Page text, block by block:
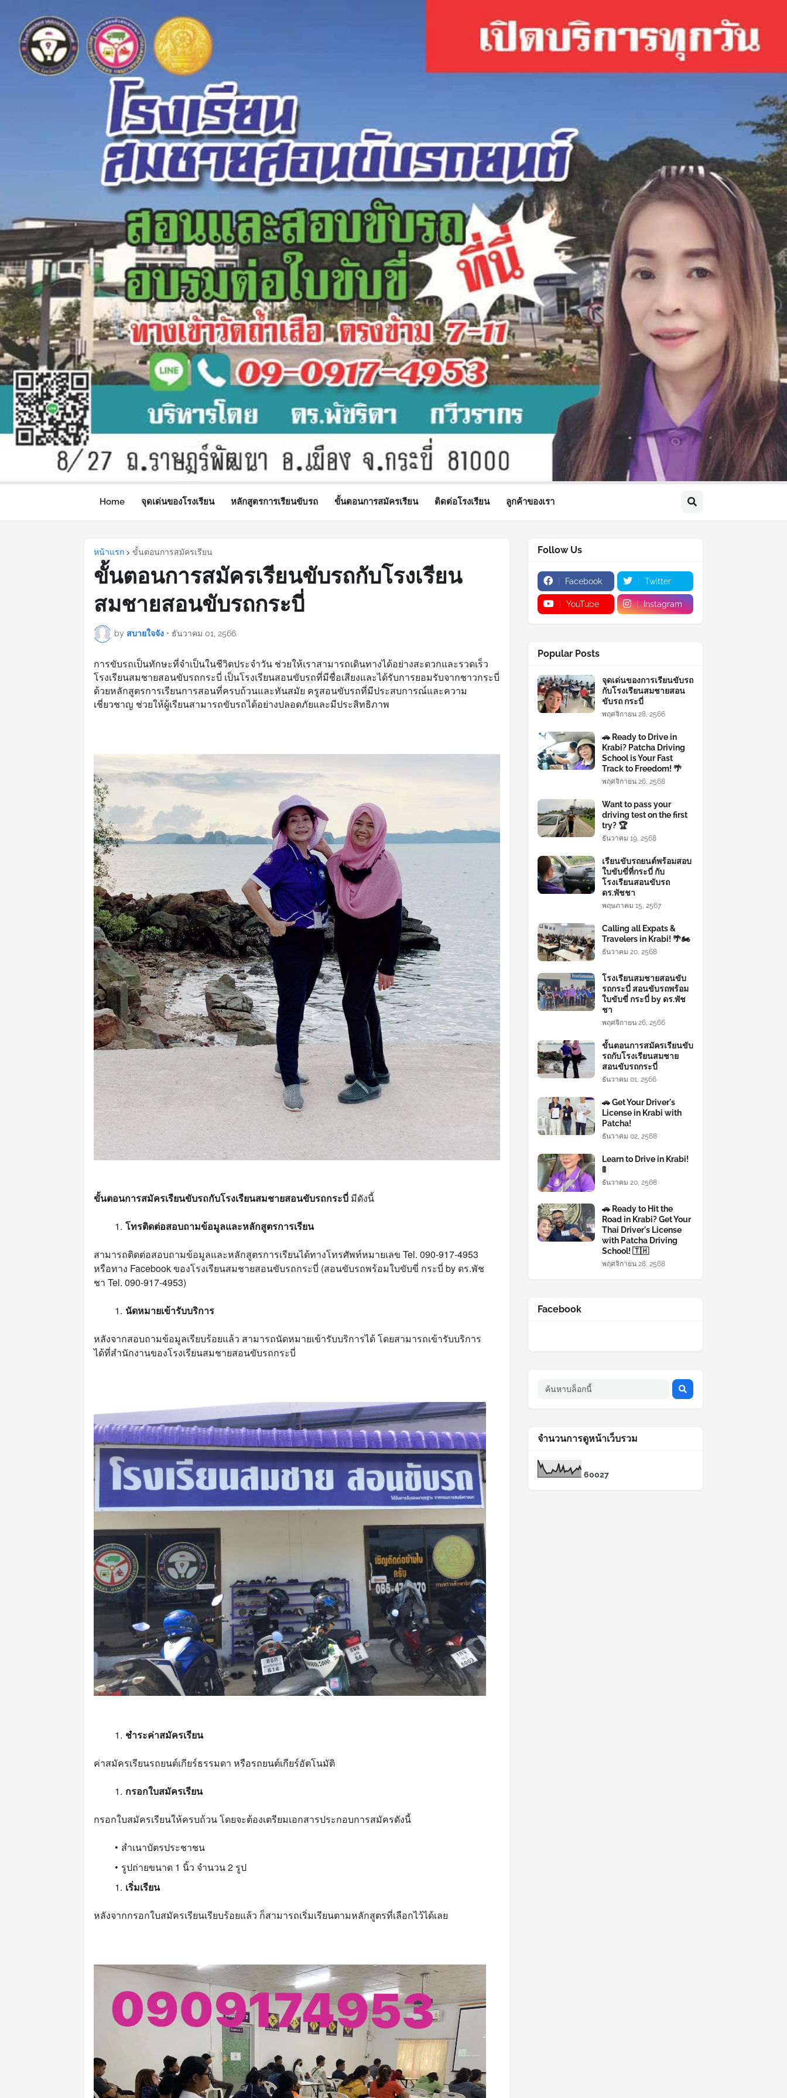
Home จุดเด่นของโรงเรียน หลักสูตรการเรียนขับรถ ขั้นตอนการสมัครเรียน ติดต่อโรงเรียน ลูกค้าของเรา
หน้าแรก ขั้นตอนการสมัครเรียน
ขั้นตอนการสมัครเรียนขับรถกับโรงเรียน
สมชายสอนขับรถกระบี่
by สบายใจจัง • ธันวาคม 01, 2566
การขับรถเป็นทักษะที่จำเป็นในชีวิตประจำวัน ช่วยให้เราสามารถเดินทางได้อย่างสะดวกและรวดเร็ว
โรงเรียนสมชายสอนขับรถกระบี่ เป็นโรงเรียนสอนขับรถที่มีชื่อเสียงและได้รับการยอมรับจากชาวกระบี่
ด้วยหลักสูตรการเรียนการสอนที่ครบถ้วนและทันสมัย ครูสอนขับรถที่มีประสบการณ์และความ
เชี่ยวชาญ ช่วยให้ผู้เรียนสามารถขับรถได้อย่างปลอดภัยและมีประสิทธิภาพ
ขั้นตอนการสมัครเรียนขับรถกับโรงเรียนสมชายสอนขับรถกระบี่ มีดังนี้
โทรติดต่อสอบถามข้อมูลและหลักสูตรการเรียน
สามารถติดต่อสอบถามข้อมูลและหลักสูตรการเรียนได้ทางโทรศัพท์หมายเลข Tel. 090-917-4953
หรือทาง Facebook ของโรงเรียนสมชายสอนขับรถกระบี่ (สอนขับรถพร้อมใบขับขี่ กระบี่ by ดร.พัช
ชา Tel. 090-917-4953)
นัดหมายเข้ารับบริการ
หลังจากสอบถามข้อมูลเรียบร้อยแล้ว สามารถนัดหมายเข้ารับบริการได้ โดยสามารถเข้ารับบริการ
ได้ที่สำนักงานของโรงเรียนสมชายสอนขับรถกระบี่
ชำระค่าสมัครเรียน
ค่าสมัครเรียนรถยนต์เกียร์ธรรมดา หรือรถยนต์เกียร์อัตโนมัติ
กรอกใบสมัครเรียน
กรอกใบสมัครเรียนให้ครบถ้วน โดยจะต้องเตรียมเอกสารประกอบการสมัครดังนี้
สำเนาบัตรประชาชน
รูปถ่ายขนาด 1 นิ้ว จำนวน 2 รูป
เริ่มเรียน
หลังจากกรอกใบสมัครเรียนเรียบร้อยแล้ว ก็สามารถเริ่มเรียนตามหลักสูตรที่เลือกไว้ได้เลย
Follow Us
Facebook Twitter
YouTube Instagram
Popular Posts
จุดเด่นของการเรียนขับรถ
กับโรงเรียนสมชายสอน
ขับรถ กระบี่
พฤศจิกายน 28, 2566
🚗 Ready to Drive in
Krabi? Patcha Driving
School is Your Fast
Track to Freedom! 🌴
พฤศจิกายน 26, 2568
Want to pass your
driving test on the first
try? 🏆
ธันวาคม 19, 2568
เรียนขับรถยนต์พร้อมสอบ
ใบขับขี่ที่กระบี่ กับ
โรงเรียนสอนขับรถ
ดร.พัชชา
พฤษภาคม 15, 2567
Calling all Expats &
Travelers in Krabi! 🌴🏍️
ธันวาคม 20, 2568
โรงเรียนสมชายสอนขับ
รถกระบี่ สอนขับรถพร้อม
ใบขับขี่ กระบี่ by ดร.พัช
ชา
พฤศจิกายน 26, 2566
ขั้นตอนการสมัครเรียนขับ
รถกับโรงเรียนสมชาย
สอนขับรถกระบี่
ธันวาคม 01, 2566
🚗 Get Your Driver's
License in Krabi with
Patcha!
ธันวาคม 02, 2568
Learn to Drive in Krabi!
🚦
ธันวาคม 20, 2568
🚗 Ready to Hit the
Road in Krabi? Get Your
Thai Driver's License
with Patcha Driving
School! 🇹🇭
พฤศจิกายน 28, 2568
Facebook
จำนวนการดูหน้าเว็บรวม
60027